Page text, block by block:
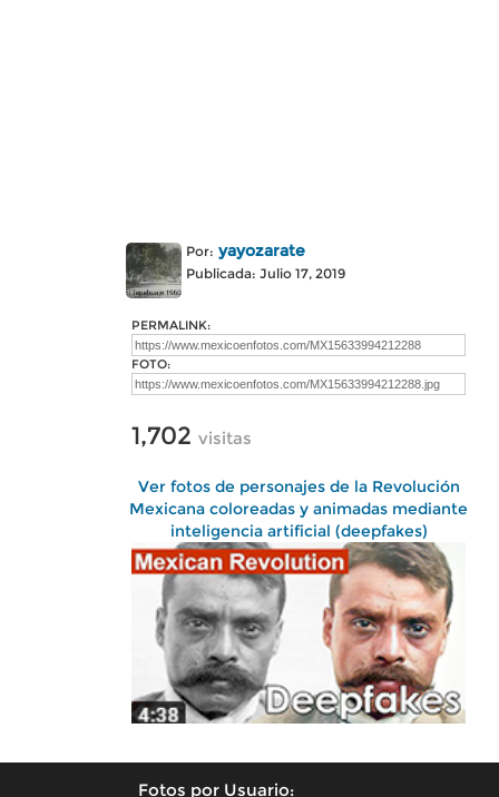
Por: yayozarate
Publicada: Julio 17, 2019
PERMALINK:
FOTO:
1,702 visitas
Ver fotos de personajes de la Revolución
Mexicana coloreadas y animadas mediante
inteligencia artificial (deepfakes)
Fotos por Usuario: